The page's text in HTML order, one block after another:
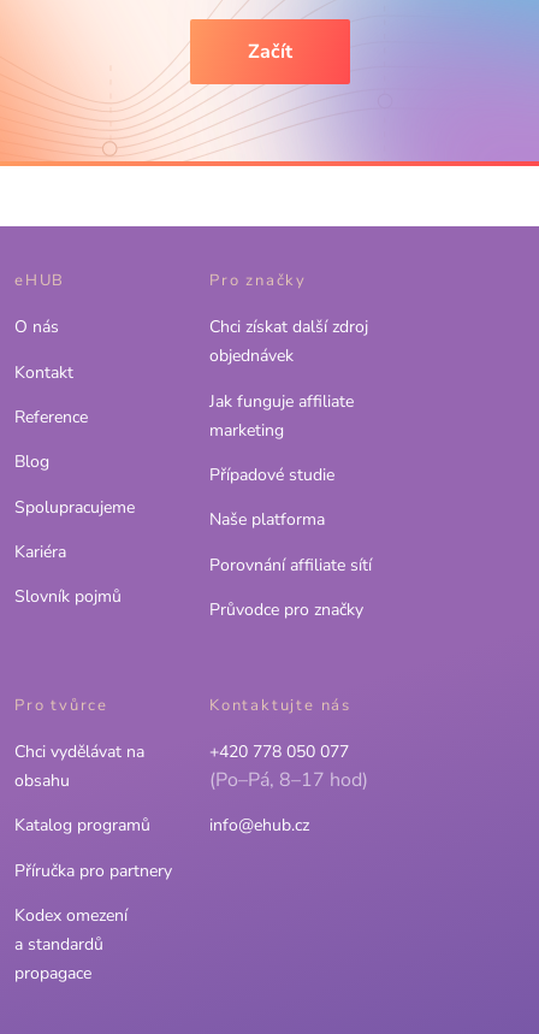
Začít
eHUB
O nás
Kontakt
Reference
Blog
Spolupracujeme
Kariéra
Slovník pojmů
Pro značky
Chci získat další zdroj
objednávek
Jak funguje affiliate
marketing
Případové studie
Naše platforma
Porovnání affiliate sítí
Průvodce pro značky
Pro tvůrce
Chci vydělávat na
obsahu
Katalog programů
Příručka pro partnery
Kodex omezení
a standardů
propagace
Kontaktujte nás
+420 778 050 077
(Po–Pá, 8–17 hod)
info@ehub.cz